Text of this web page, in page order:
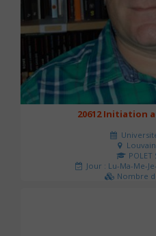
20612 Initiation
POLET
Jour : Lu-Ma-Me-
Nombre